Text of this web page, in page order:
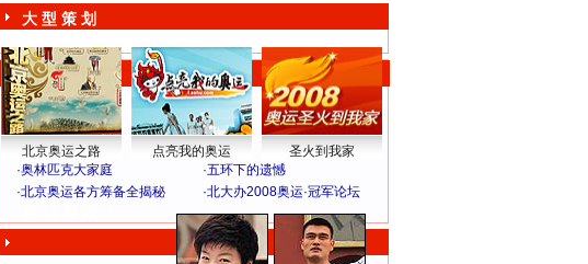
大 型 策 划
北京奥运之路 点亮我的奥运
圣火到我家
·奥林匹克大家庭 ·五环下的遗憾
·北京奥运各方筹备全揭秘 ·北大办2008奥运·冠军论坛